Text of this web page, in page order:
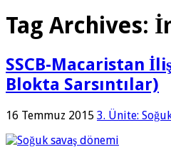
Tag Archives:
SSCB-Macaristan
Blokta Sarsıntılar)
16 Temmuz 2015 3. Ünite: